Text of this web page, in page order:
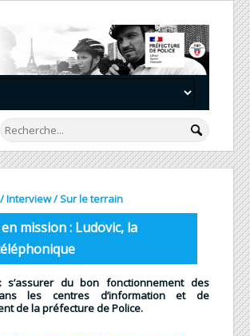
/Interview/Sur le terrain
mission : Ludovic, la
s’assurer du bon fonctionnement des
les centres d’information et de
de la préfecture de Police.